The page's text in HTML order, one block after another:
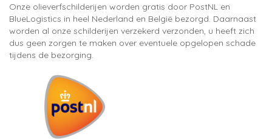
Onze olieverfschilderijen worden gratis door PostNL en
BlueLogistics in heel Nederland en België bezorgd. Daarnaast
worden al onze schilderijen verzekerd verzonden, u heeft zich
dus geen zorgen te maken over eventuele opgelopen schade
tijdens de bezorging.